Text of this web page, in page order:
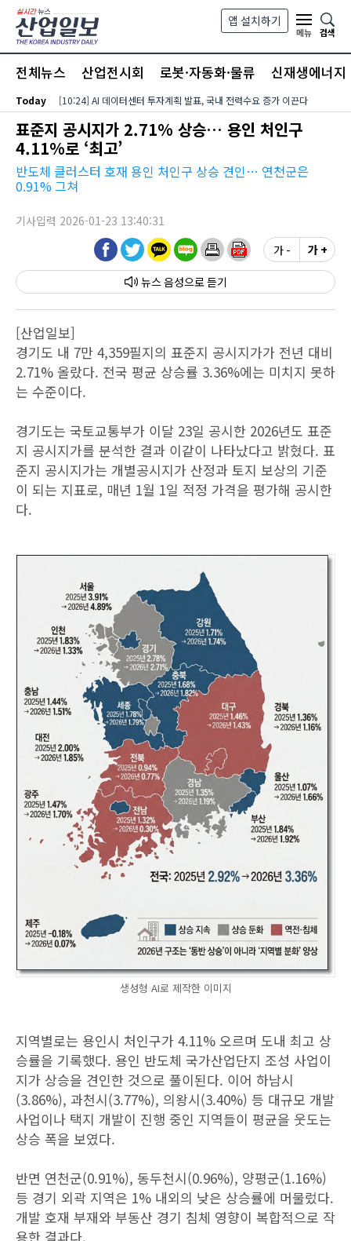
본문 바로가기
앱 설치하기
메뉴
검색
전체뉴스 산업전시회 로봇·자동화·물류 신재생에너지
Today [10:24] AI 데이터센터 투자계획 발표, 국내 전력수요 증가 이끈다
표준지 공시지가 2.71% 상승… 용인 처인구
4.11%로 ‘최고’
반도체 클러스터 호재 용인 처인구 상승 견인… 연천군은
0.91% 그쳐
기사입력 2026-01-23 13:40:31
뉴스 음성
가 - 가 +
[산업일보]
경기도 내 7만 4,359필지의 표준지 공시지가가 전년 대비
2.71% 올랐다. 전국 평균 상승률 3.36%에는 미치지 못하
는 수준이다.
경기도는 국토교통부가 이달 23일 공시한 2026년도 표준
지 공시지가를 분석한 결과 이같이 나타났다고 밝혔다. 표
준지 공시지가는 개별공시지가 산정과 토지 보상의 기준
이 되는 지표로, 매년 1월 1일 적정 가격을 평가해 공시한
다.
생성형 AI로 제작한 이미지
지역별로는 용인시 처인구가 4.11% 오르며 도내 최고 상
승률을 기록했다. 용인 반도체 국가산업단지 조성 사업이
지가 상승을 견인한 것으로 풀이된다. 이어 하남시
(3.86%), 과천시(3.77%), 의왕시(3.40%) 등 대규모 개발
사업이나 택지 개발이 진행 중인 지역들이 평균을 웃도는
상승 폭을 보였다.
반면 연천군(0.91%), 동두천시(0.96%), 양평군(1.16%)
등 경기 외곽 지역은 1% 내외의 낮은 상승률에 머물렀다.
개발 호재 부재와 부동산 경기 침체 영향이 복합적으로 작
용한 결과다.